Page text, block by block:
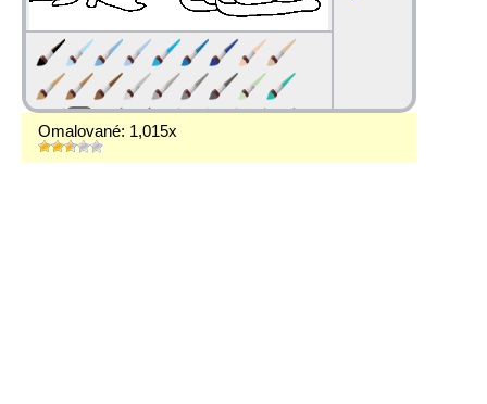
Omalované: 1,015x